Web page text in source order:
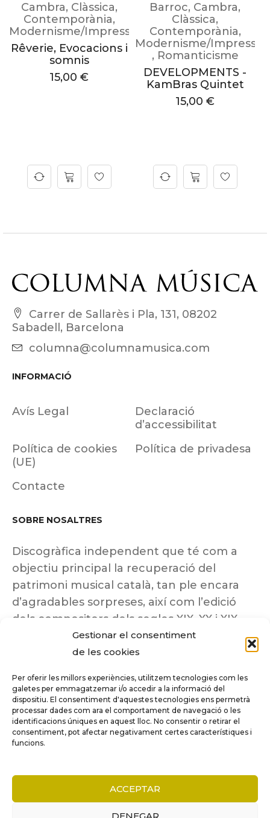
Gestionar el consentiment
de les cookies
Per oferir les millors experiències, utilitzem tecnologies com les
galetes per emmagatzemar i/o accedir a la informació del
dispositiu. El consentiment d'aquestes tecnologies ens permetrà
processar dades com ara el comportament de navegació o les
identificacions úniques en aquest lloc. No consentir o retirar el
consentiment, pot afectar negativament certes característiques i
funcions.
ACCEPTAR
DENEGAR
Cambra, Clàssica,
Contemporània,
Modernisme/Impressionisme
Rêverie, Evocacions i
somnis
15,00 €
Barroc, Cambra,
Clàssica,
Contemporània,
Modernisme/
, Romanticisme
DEVELOPMENTS -
KamBras Quintet
15,00 €
Carrer de Sallarès i Pla, 131, 08202
Sabadell, Barcelona
columna@columnamusica.com
INFORMACIÓ
Avís Legal
Declaració
d’accessibilitat
Política de cookies
(UE)
Política de privadesa
Contacte
SOBRE NOSALTRES
Discogràfica independent que té com a
objectiu principal la recuperació del
patrimoni musical català, tan ple encara
d’agradables sorpreses, així com l’edició
dels compositors dels segles XIX, XX i XIX
insuficientment coneguts.
Tots els drets reservats a ©Columna
Música.
COMPARE (0)